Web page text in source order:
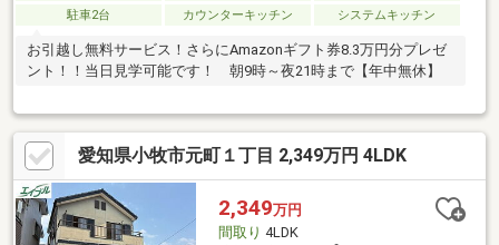
駐車2台
カウンターキッチン システムキッチン
お引越し無料サービス！さらにAmazonギフト券8.3万円分プレゼ
ント！！当日見学可能です！ 朝9時～夜21時まで【年中無休】
愛知県小牧市元町１丁目 2,349万円 4LDK
2,349万円
間取り 4LDK